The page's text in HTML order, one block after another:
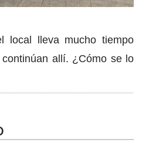
local lleva mucho tiempo
allí. ¿Cómo se lo